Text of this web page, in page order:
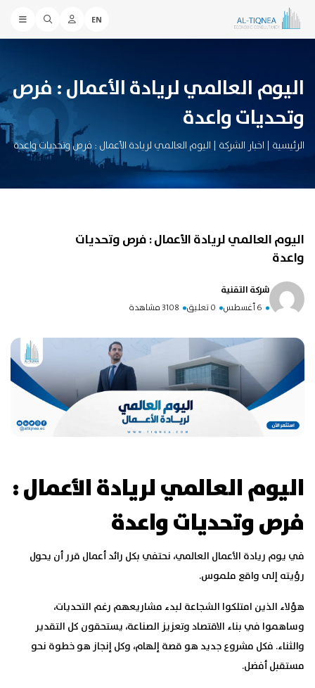
EN
اليوم العالمي لريادة الأعمال : فرص
وتحديات واعدة
الرئيسية | اخبار الشركة | اليوم العالمي لريادة الأعمال : فرص وتحديات واعدة
اليوم العالمي لريادة الأعمال : فرص وتحديات
واعدة
شركة التقنية
6 أغسطس 0 تعليق 3108 مشاهدة
اليوم العالمي لريادة الأعمال :
فرص وتحديات واعدة
في يوم ريادة الأعمال العالمي، نحتفي بكل رائد أعمال قرر أن يحول
رؤيته إلى واقع ملموس.
هؤلاء الذين امتلكوا الشجاعة لبدء مشاريعهم رغم التحديات،
وساهموا في بناء الاقتصاد وتعزيز الصناعة، يستحقون كل التقدير
والثناء. فكل مشروع جديد هو قصة إلهام، وكل إنجاز هو خطوة نحو
مستقبل أفضل.